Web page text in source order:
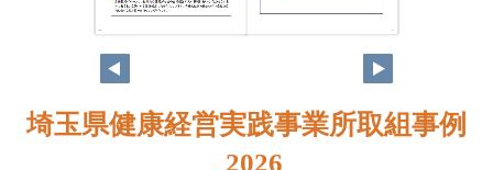
266 267
埼玉県健康経営実践事業所取組事例
_2026